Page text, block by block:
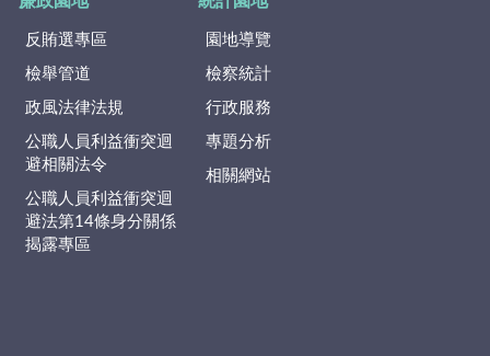
反賄選專區
檢舉管道
政風法律法規
公職人員利益衝突迴
避相關法令
公職人員利益衝突迴
避法第14條身分關係
揭露專區
園地導覽
檢察統計
行政服務
專題分析
相關網站